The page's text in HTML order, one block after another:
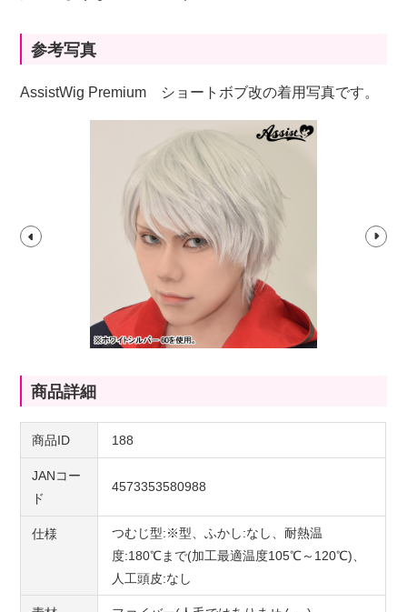
参考写真
AssistWig Premium ショートボブ改の着用写真です。
商品詳細
商品ID 188
JANコー
ド
4573353580988
仕様
つむじ型:※型、ふかし:なし、耐熱温
度:180℃まで(加工最適温度105℃～120℃)、
人工頭皮:なし